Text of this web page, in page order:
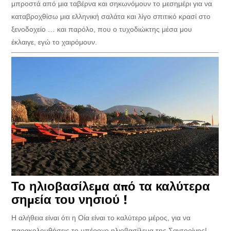
μπροστά από μια ταβέρνα και σηκωνόμουν το μεσημέρι για να
καταβροχθίσω μια ελληνική σαλάτα και λίγο σπιτικό κρασί στο
ξενοδοχείο … και παρόλο, που ο τυχοδιώκτης μέσα μου
έκλαιγε, εγώ το χαιρόμουν.
Το ηλιοβασίλεμα από τα καλύτερα
σημεία του νησιού !
Η αλήθεια είναι ότι η Οία είναι το καλύτερο μέρος, για να